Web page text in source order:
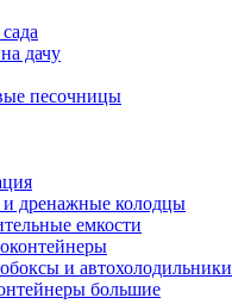
дачу
песочницы
дренажные колодцы
емкости
и автохолодильники
большие